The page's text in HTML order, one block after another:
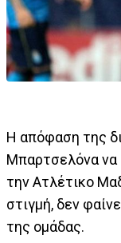
Η απόφαση της
Μπαρτσελόνα να
την Ατλέτικο
στιγμή, δεν
της ομάδας.